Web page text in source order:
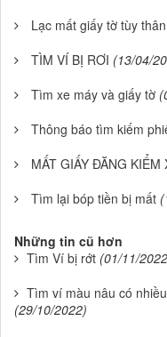
Lạc mất giấy tờ tùy thân
TÌM VÍ BỊ RƠI (13/04/
Tìm xe máy và giấy tờ
Thông báo tìm kiếm
MẤT GIẤY ĐĂNG KIỂM
Tìm lại bóp tiền bị mất
Những tin cũ hơn
Tìm Ví bị rớt (01/11/
Tìm ví màu nâu có
(29/10/2022)